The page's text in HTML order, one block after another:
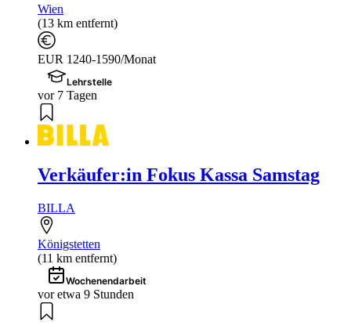
Wien
(13 km entfernt)
EUR 1240-1590/Monat
Lehrstelle
vor 7 Tagen
Verkäufer:in Fokus Kassa Samstag
BILLA
Königstetten
(11 km entfernt)
Wochenendarbeit
vor etwa 9 Stunden